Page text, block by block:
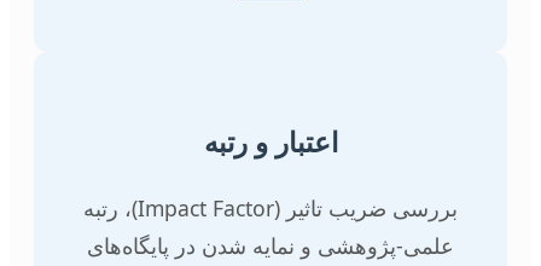
اعتبار و رتبه
بررسی ضریب تاثیر (Impact Factor)، رتبه
علمی-پژوهشی و نمایه شدن در پایگاه‌های